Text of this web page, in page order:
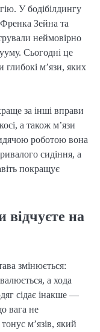
У бодібілдингу
Зейна та
неймовірно
Сьогодні це
глибокі м’язи, яких
за інші вправи
а також м’язи
роботою вона
сидіння, а
покращує
відчуєте на
змінюється:
а хода
сідає інакше —
вага не
м’язів, який